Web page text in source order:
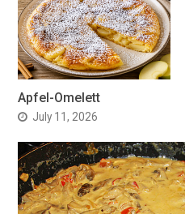
Apfel-Omelett
July 11, 2026